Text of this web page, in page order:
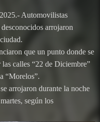
Automovilistas
arrojaron
que un punto donde se
calles “22 de Diciembre”
“Morelos”.
arrojaron durante la noche
según los